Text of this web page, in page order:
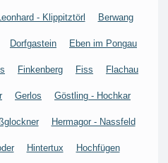
- Klippitztörl Berwang
Dorfgastein Eben im Pongau
Finkenberg Fiss Flachau
Gerlos Göstling - Hochkar
Hermagor - Nassfeld
Hintertux Hochfügen